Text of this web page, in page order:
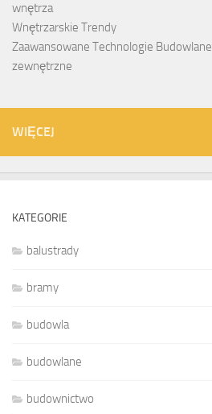
wnętrza
Wnętrzarskie Trendy
Zaawansowane Technologie Budowlane
zewnętrzne
WIĘCEJ
KATEGORIE
balustrady
bramy
budowla
budowlane
budownictwo